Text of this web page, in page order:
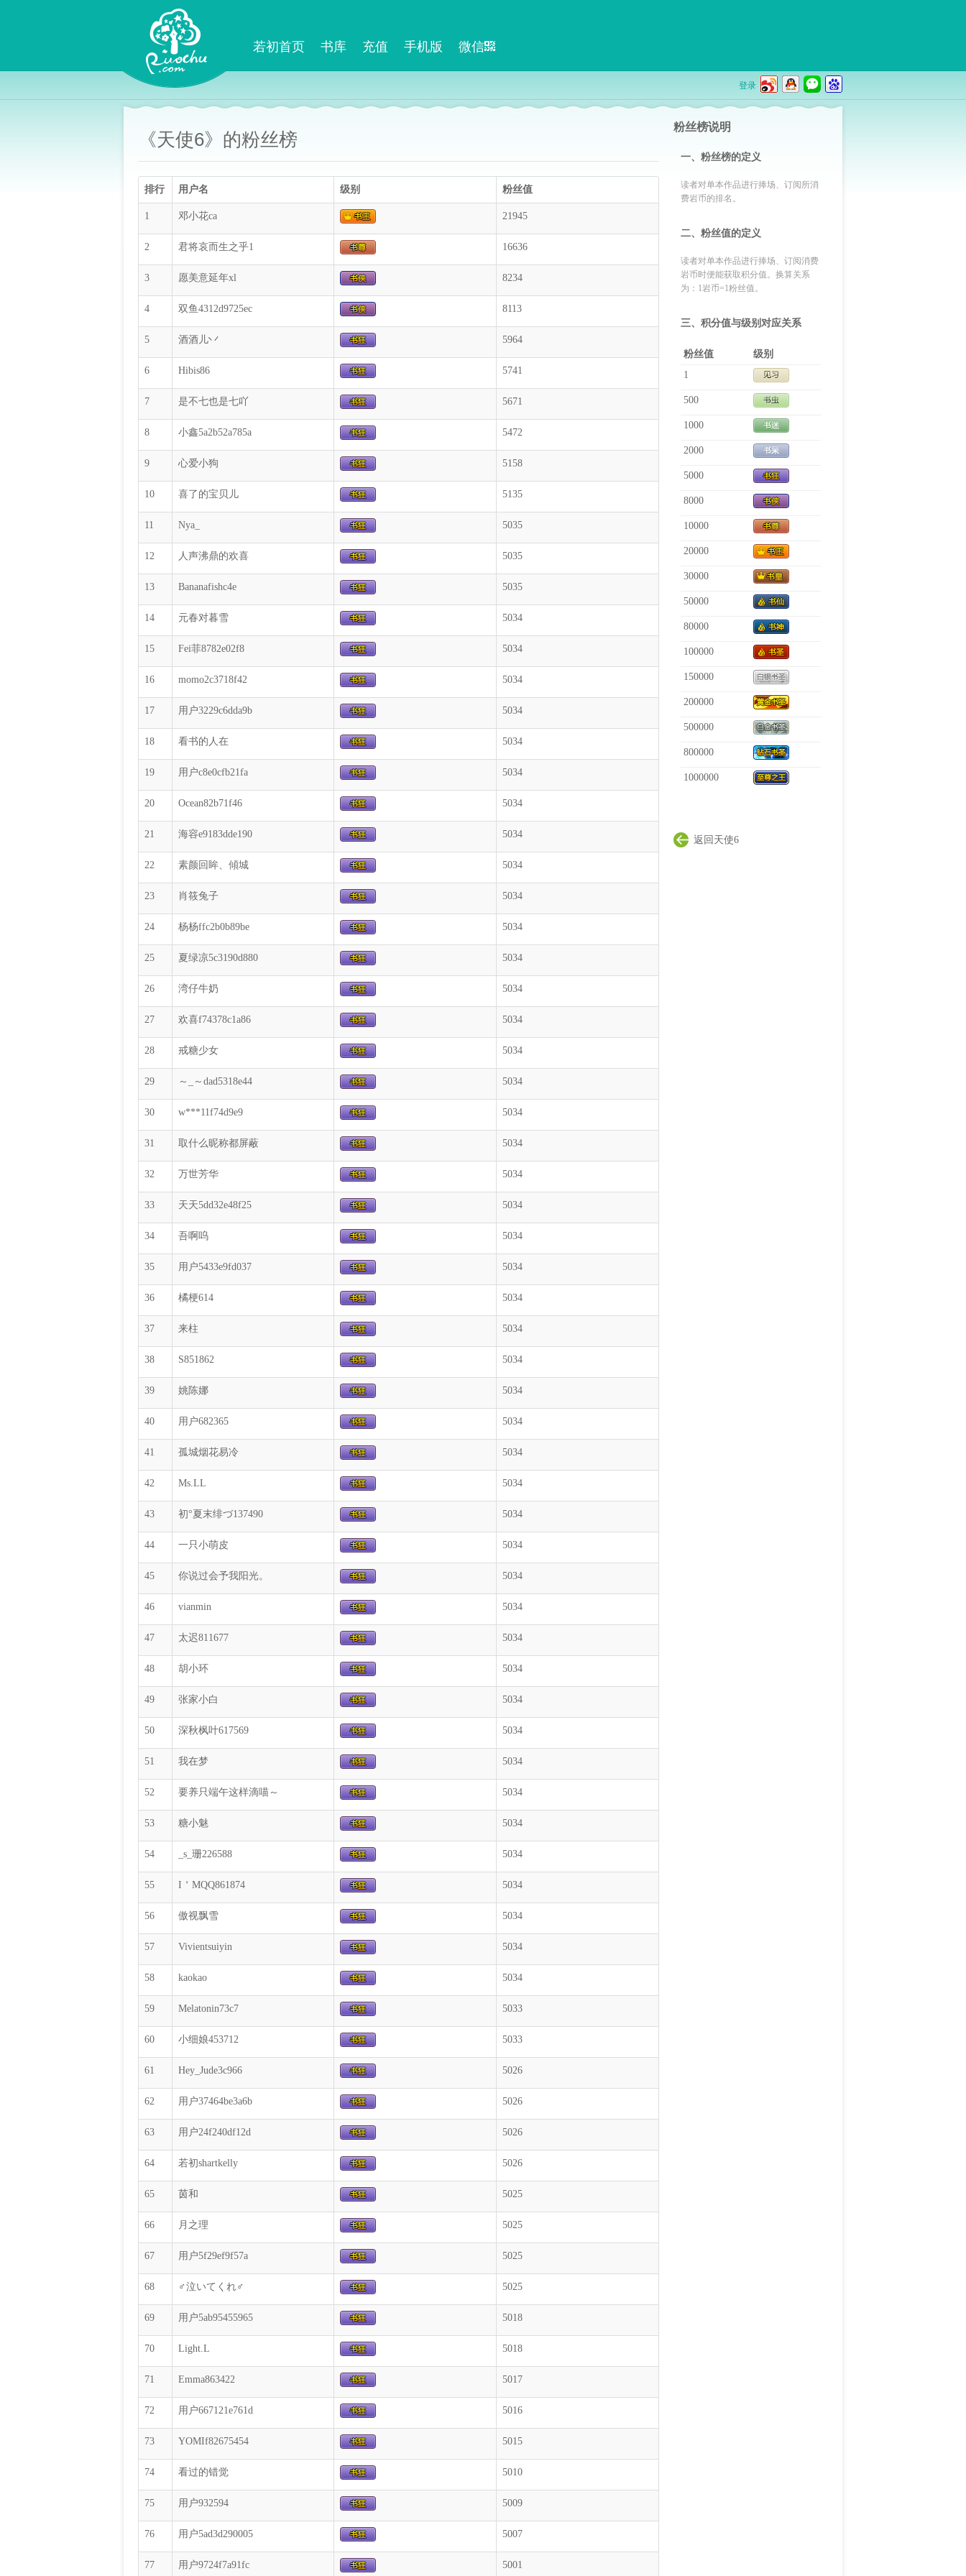
若初首页 书库 充值 手机版 微信
登录
《天使6》的粉丝榜
排行 用户名 级别 粉丝值
1 邓小花ca 21945
2 君将哀而生之乎1 16636
3 愿美意延年xl 8234
4 双鱼4312d9725ec 8113
5 酒酒儿丷 5964
6 Hibis86 5741
7 是不七也是七吖 5671
8 小鑫5a2b52a785a 5472
9 心爱小狗 5158
10 喜了的宝贝儿 5135
11 Nya_ 5035
12 人声沸鼎的欢喜 5035
13 Bananafishc4e 5035
14 元春对暮雪 5034
15 Fei菲8782e02f8 5034
16 momo2c3718f42 5034
17 用户3229c6dda9b 5034
18 看书的人在 5034
19 用户c8e0cfb21fa 5034
20 Ocean82b71f46 5034
21 海容e9183dde190 5034
22 素颜回眸、傾城 5034
23 肖筱兔子 5034
24 杨杨ffc2b0b89be 5034
25 夏绿凉5c3190d880 5034
26 湾仔牛奶 5034
27 欢喜f74378c1a86 5034
28 戒糖少女 5034
29 ～_～dad5318e44 5034
30 w***11f74d9e9 5034
31 取什么昵称都屏蔽 5034
32 万世芳华 5034
33 天天5dd32e48f25 5034
34 吾啊呜 5034
35 用户5433e9fd037 5034
36 橘梗614 5034
37 来柱 5034
38 S851862 5034
39 姚陈娜 5034
40 用户682365 5034
41 孤城烟花易冷 5034
42 Ms.LL 5034
43 初°夏末绯づ137490 5034
44 一只小萌皮 5034
45 你说过会予我阳光。 5034
46 vianmin 5034
47 太迟811677 5034
48 胡小环 5034
49 张家小白 5034
50 深秋枫叶617569 5034
51 我在梦 5034
52 要养只端午这样滴喵～ 5034
53 糖小魅 5034
54 _s_珊226588 5034
55 I＇MQQ861874 5034
56 傲视飘雪 5034
57 Vivientsuiyin 5034
58 kaokao 5034
59 Melatonin73c7 5033
60 小细娘453712 5033
61 Hey_Jude3c966 5026
62 用户37464be3a6b 5026
63 用户24f240df12d 5026
64 若初shartkelly 5026
65 茵和 5025
66 月之理 5025
67 用户5f29ef9f57a 5025
68 ♂泣いてくれ♂ 5025
69 用户5ab95455965 5018
70 Light.L 5018
71 Emma863422 5017
72 用户667121e761d 5016
73 YOMIf82675454 5015
74 看过的错觉 5010
75 用户932594 5009
76 用户5ad3d290005 5007
77 用户9724f7a91fc 5001
粉丝榜说明
一、粉丝榜的定义
读者对单本作品进行捧场、订阅所消
费岩币的排名。
二、粉丝值的定义
读者对单本作品进行捧场、订阅消费
岩币时便能获取积分值。换算关系
为：1岩币=1粉丝值。
三、积分值与级别对应关系
粉丝值
级别
1
500
1000
2000
5000
8000
10000
20000
30000
50000
80000
100000
150000
200000
500000
800000
1000000
返回天使6